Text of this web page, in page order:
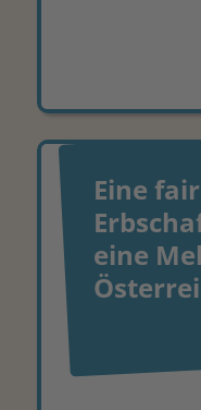
Eine
eine